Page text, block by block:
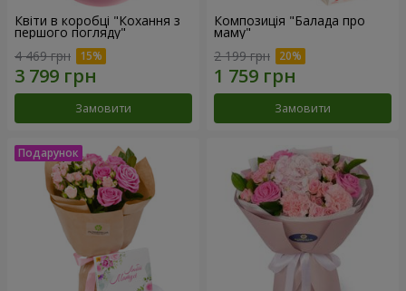
Квіти в коробці "Кохання з
першого погляду"
4 469 грн
Замовити
Композиція "Балада про
маму"
2 199 грн
Замовити